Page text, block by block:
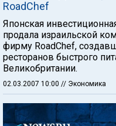
RoadChef
Японская
продала израильской
фирму RoadChef,
ресторанов быстрого
Великобритании.
02.03.2007 10:00 // Экономика